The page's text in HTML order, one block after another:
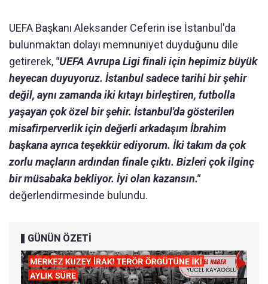
UEFA Başkanı Aleksander Ceferin ise İstanbul'da
bulunmaktan dolayı memnuniyet duyduğunu dile
getirerek, "UEFA Avrupa Ligi finali için hepimiz büyük
heyecan duyuyoruz. İstanbul sadece tarihi bir şehir
değil, aynı zamanda iki kıtayı birleştiren, futbolla
yaşayan çok özel bir şehir. İstanbul'da gösterilen
misafirperverlik için değerli arkadaşım İbrahim
başkana ayrıca teşekkür ediyorum. İki takım da çok
zorlu maçların ardından finale çıktı. Bizleri çok ilginç
bir müsabaka bekliyor. İyi olan kazansın."
değerlendirmesinde bulundu.
GÜNÜN ÖZETİ